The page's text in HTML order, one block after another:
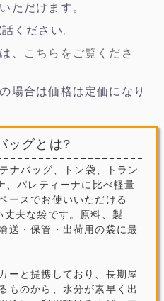
ただけます。
ください。
、
こちらをご覧くださ
場合は価格は定価になり
ッグとは?
ナバッグ、トン袋、トラン
、パレティーナに比べ軽量
ースでお使いいただける
丈夫な袋です。原料、製
送・保管・出荷用の袋に最
ーと提携しており、長期屋
ものから、水分が素早く出